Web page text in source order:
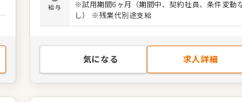
料理「故宮」が9年連続でミシュラン1つ星を獲得
るなど、質の高い料理とサービスが集まる環境で
しょう。 ＜おすすめポイント＞ ウェスティンホテ
ルという世界的ブランドで働ける魅力があります
給与
※試用期間6ヶ月（期間中、契約社員、条件変動
し） ※残業代別途支給
気になる 求人詳細